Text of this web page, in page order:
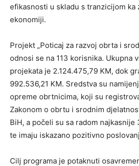
efikasnosti u skladu s tranzicijom
ekonomiji.
Projekt „Poticaj za razvoj obrta i
odnosi se na 113 korisnika. Ukupna
projekata je 2.124.475,79 KM, dok
992.536,21 KM. Sredstva su
opreme obrtnicima, koji su
Zakonom o obrtu i srodnim
BiH, a počeli su sa radom najkasnije
te imaju iskazano pozitivno
Cilj programa je potaknuti